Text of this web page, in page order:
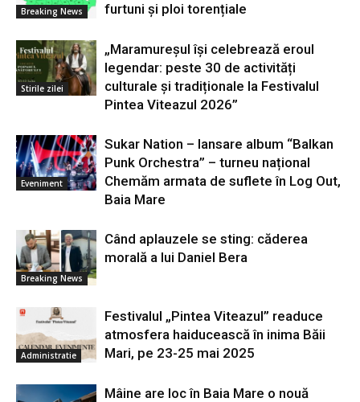
Breaking News
furtuni și ploi torențiale
Stirile zilei
„Maramureșul își celebrează eroul
legendar: peste 30 de activități
culturale și tradiționale la Festivalul
Pintea Viteazul 2026”
Eveniment
Sukar Nation – lansare album “Balkan
Punk Orchestra” – turneu național
Chemăm armata de suflete în Log Out,
Baia Mare
Breaking News
Când aplauzele se sting: căderea
morală a lui Daniel Bera
Administratie
Festivalul „Pintea Viteazul” readuce
atmosfera haiducească în inima Băii
Mari, pe 23-25 mai 2025
Mâine are loc în Baia Mare o nouă